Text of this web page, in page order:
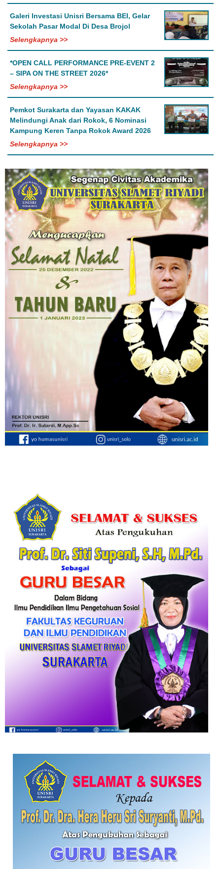
Galeri Investasi Unisri Bersama BEI, Gelar
Sekolah Pasar Modal Di Desa Brojol
Selengkapnya >>
*OPEN CALL PERFORMANCE PRE-EVENT 2
– SIPA ON THE STREET 2026*
Selengkapnya >>
Pemkot Surakarta dan Yayasan KAKAK
Melindungi Anak dari Rokok, 6 Nominasi
Kampung Keren Tanpa Rokok Award 2026
Selengkapnya >>